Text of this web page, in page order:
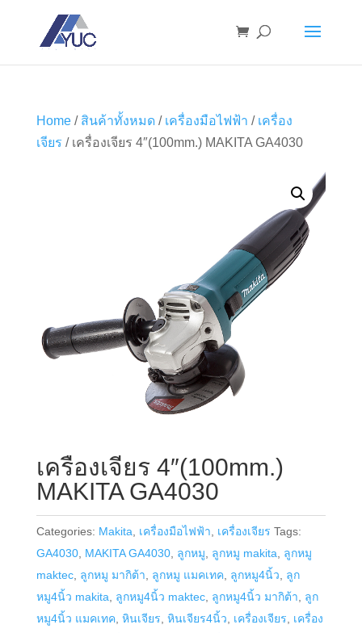
Home/ สินค้าทั้งหมด/ เครื่องมือไฟฟ้า / เครื่อง
เจียร / เครื่องเจียร 4″(100mm.) MAKITA GA4030
เครื่องเจียร 4″(100mm.)
MAKITA GA4030
Categories: Makita, เครื่องมือไฟฟ้า, เครื่องเจียร Tags:
GA4030, MAKITA GA4030, ลูกหมู, ลูกหมู makita, ลูกหมู
maktec, ลูกหมู มากิต้า, ลูกหมู แมคเทค, ลูกหมู4นิ้ว, ลูก
หมู4นิ้ว makita, ลูกหมู4นิ้ว maktec, ลูกหมู4นิ้ว มากิต้า, ลูก
หมู4นิ้ว แมคเทค, หินเจียร, หินเจียร4นิ้ว, เครื่องเจียร, เครื่อง